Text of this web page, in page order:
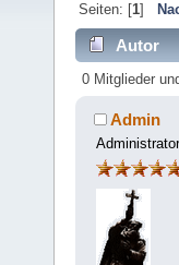
Seiten: [1]
Autor
(Gelesen
0 Mitglieder
Admin